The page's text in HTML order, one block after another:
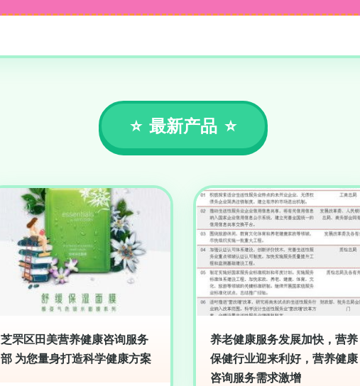
最新产品
芝罘区田美营养健康咨询服务
部 为您量身打造科学健康方案
养老健康服务发展加快，营养
保健行业迎来利好，营养健康
咨询服务需求激增